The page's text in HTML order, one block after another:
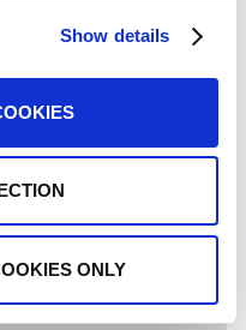
Show details
ONLY